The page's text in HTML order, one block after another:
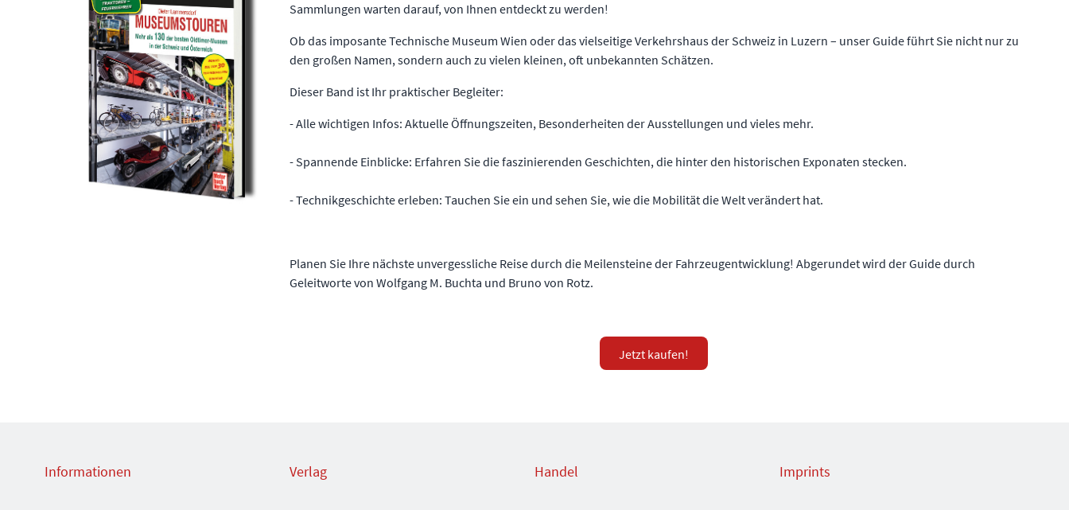
Sammlungen warten darauf, von Ihnen entdeckt zu werden!
Ob das imposante Technische Museum Wien oder das vielseitige Verkehrshaus der Schweiz in Luzern – unser Guide führt Sie nicht nur zu
den großen Namen, sondern auch zu vielen kleinen, oft unbekannten Schätzen.
Dieser Band ist Ihr praktischer Begleiter:
- Alle wichtigen Infos: Aktuelle Öffnungszeiten, Besonderheiten der Ausstellungen und vieles mehr.
- Spannende Einblicke: Erfahren Sie die faszinierenden Geschichten, die hinter den historischen Exponaten stecken.
- Technikgeschichte erleben: Tauchen Sie ein und sehen Sie, wie die Mobilität die Welt verändert hat.
Planen Sie Ihre nächste unvergessliche Reise durch die Meilensteine der Fahrzeugentwicklung! Abgerundet wird der Guide durch
Geleitworte von Wolfgang M. Buchta und Bruno von Rotz.
Jetzt kaufen!
Informationen Verlag Handel Imprints